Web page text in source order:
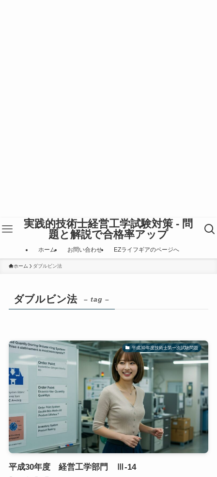
実践的技術士経営工学試験対策 - 問
題と解説で合格率アップ
ホーム お問い合わせ EZライフギアのページへ
ホーム ダブルビン法
ダブルビン法 – tag –
平成30年度技術士第一次試験問題
平成30年度 経営工学部門 Ⅲ-14